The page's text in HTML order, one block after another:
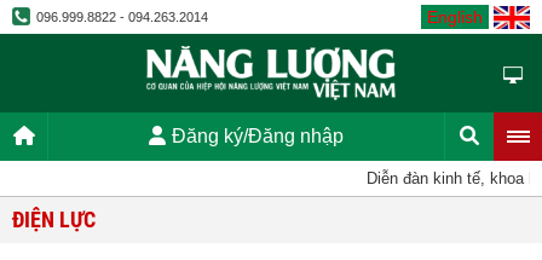
096.999.8822 - 094.263.2014 English
Đăng ký/Đăng nhập
Diễn đàn kinh tế, khoa
ĐIỆN LỰC